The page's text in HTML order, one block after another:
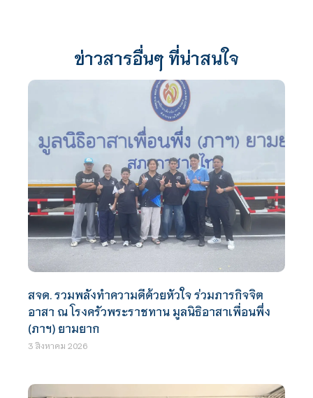
ข่าวสารอื่นๆ ที่น่าสนใจ
สจด. รวมพลังทำความดีด้วยหัวใจ ร่วมภารกิจจิต
อาสา ณ โรงครัวพระราชทาน มูลนิธิอาสาเพื่อนพึ่ง
(ภาฯ) ยามยาก
3 สิงหาคม 2026